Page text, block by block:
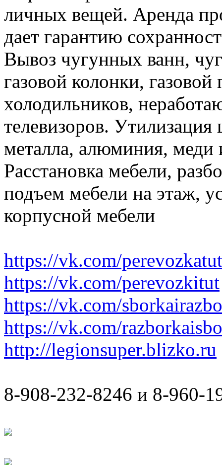
личных вещей. Аренда
дает гарантию
Вывоз чугунных ванн,
газовой колонки,
холодильников,
телевизоров. Утилизация
металла, алюминия, меди
Расстановка мебели,
подъем мебели на этаж,
корпусной мебели
https://vk.com/perevozkatut
https://vk.com/perevozkitut
https://vk.com/
https://vk.com/
http://legionsuper.blizko.ru
8-908-232-8246 и 8-960-